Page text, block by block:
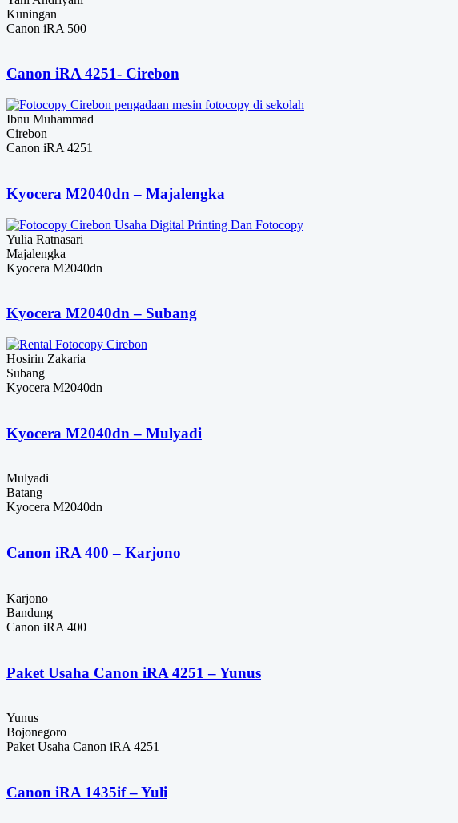
Kuningan
Canon iRA 500
Canon iRA 4251- Cirebon
Ibnu Muhammad
Cirebon
Canon iRA 4251
Kyocera M2040dn – Majalengka
Yulia Ratnasari
Majalengka
Kyocera M2040dn
Kyocera M2040dn – Subang
Hosirin Zakaria
Subang
Kyocera M2040dn
Kyocera M2040dn – Mulyadi
Mulyadi
Batang
Kyocera M2040dn
Canon iRA 400 – Karjono
Karjono
Bandung
Canon iRA 400
Paket Usaha Canon iRA 4251 – Yunus
Yunus
Bojonegoro
Paket Usaha Canon iRA 4251
Canon iRA 1435if – Yuli